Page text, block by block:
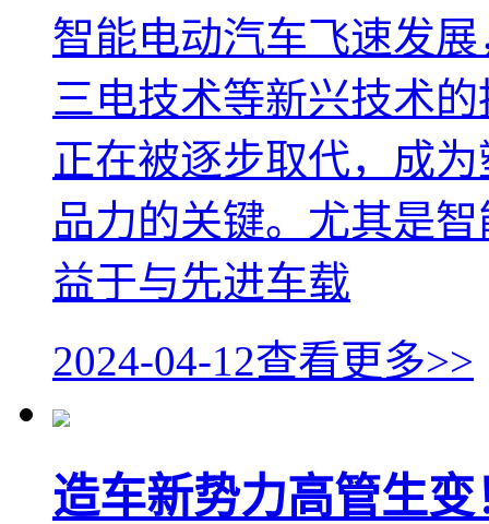
智能电动汽车飞速发
三电技术等新兴技术
正在被逐步取代，成
品力的关键。尤其是
益于与先进车载
2024-04-12查看更多>>
造车新势力高管生